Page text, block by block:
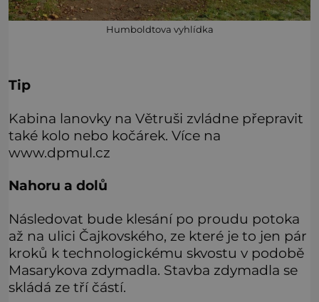
Humboldtova vyhlídka
Tip
Kabina lanovky na Větruši zvládne přepravit
také kolo nebo kočárek. Více na
www.dpmul.cz
Nahoru a dolů
Následovat bude klesání po proudu potoka
až na ulici Čajkovského, ze které je to jen pár
kroků k technologickému skvostu v podobě
Masarykova zdymadla. Stavba zdymadla se
skládá ze tří částí.